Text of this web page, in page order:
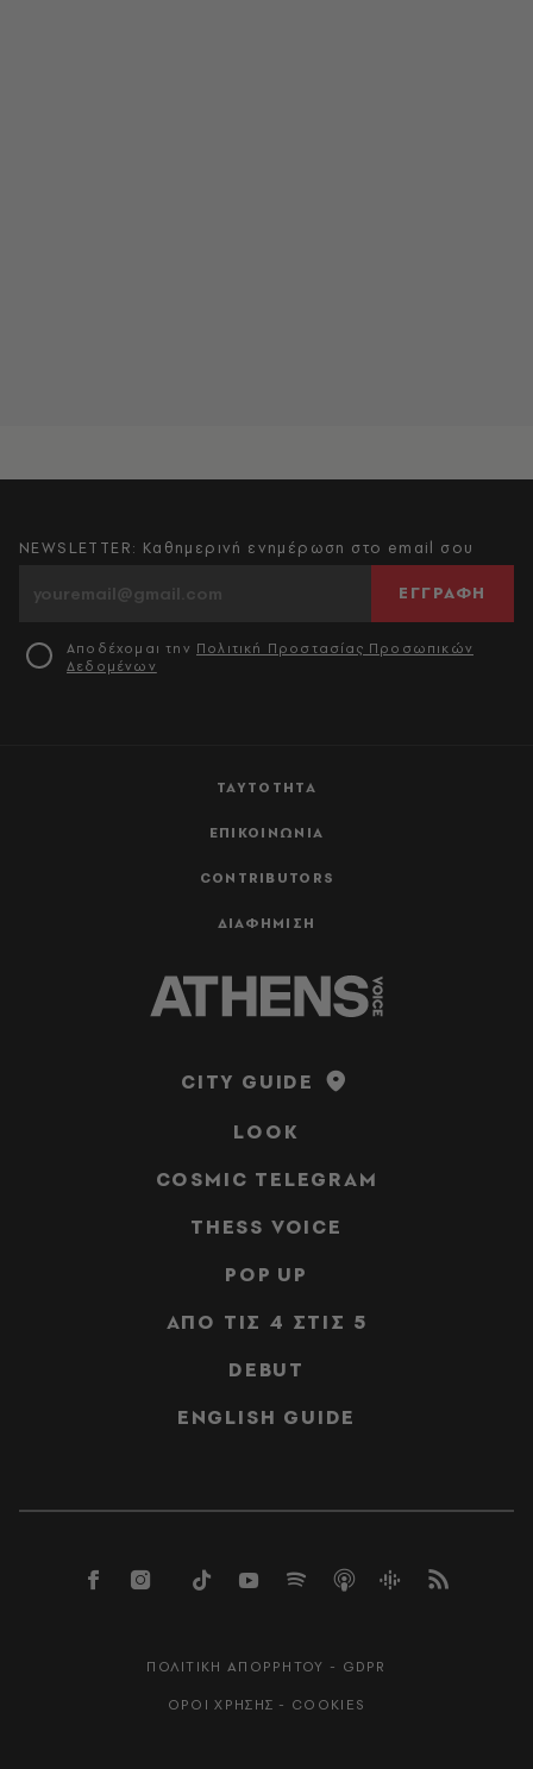
ΤΑΥΤΟΤΗΤΑ
ΕΠΙΚΟΙΝΩΝΙΑ
CONTRIBUTORS
ΔΙΑΦΗΜΙΣΗ
NEWSLETTER: Καθημερινή ενημέρωση στο email σου
ΕΓΓΡΑΦΗ
Αποδέχομαι την Πολιτική Προστασίας Προσωπικών
Δεδομένων
CITY GUIDE
LOOK
COSMIC TELEGRAM
THESS VOICE
POP UP
ΑΠΟ ΤΙΣ 4 ΣΤΙΣ 5
DEBUT
ENGLISH GUIDE
ΠΟΛΙΤΙΚΗ ΑΠΟΡΡΗΤΟΥ - GDPR
ΟΡΟΙ ΧΡΗΣΗΣ - COOKIES